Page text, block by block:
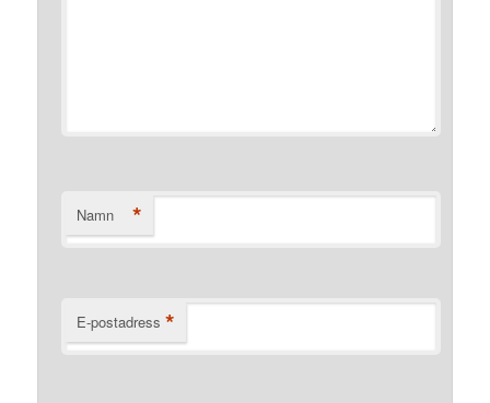
Namn *
E-postadress *